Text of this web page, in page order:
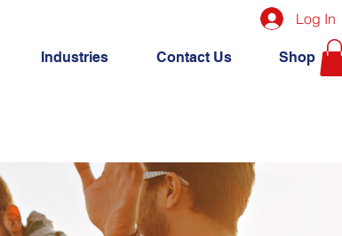
Industries Contact Us Shop
Log In